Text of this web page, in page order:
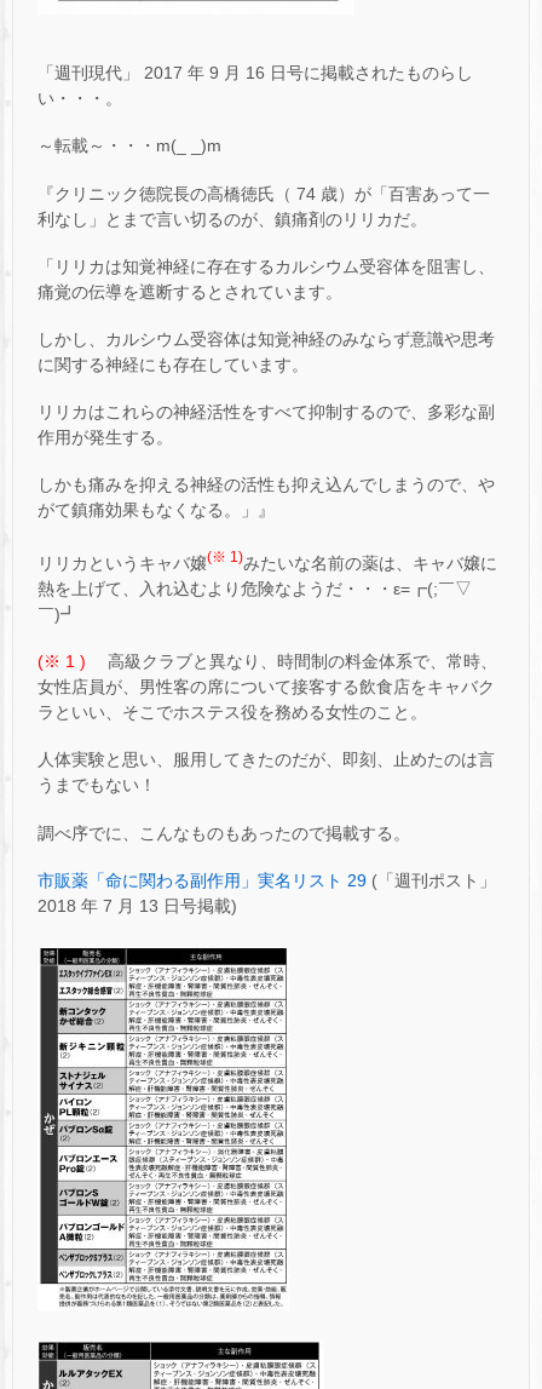
「週刊現代」 2017 年 9 月 16 日号に掲載されたものらし
い・・・。
～転載～・・・m(_ _)m
『クリニック徳院長の高橋徳氏（ 74 歳）が「百害あって一
利なし」とまで言い切るのが、鎮痛剤のリリカだ。
「リリカは知覚神経に存在するカルシウム受容体を阻害し、
痛覚の伝導を遮断するとされています。
しかし、カルシウム受容体は知覚神経のみならず意識や思考
に関する神経にも存在しています。
リリカはこれらの神経活性をすべて抑制するので、多彩な副
作用が発生する。
しかも痛みを抑える神経の活性も抑え込んでしまうので、や
がて鎮痛効果もなくなる。」』
リリカというキャバ嬢(※ 1)みたいな名前の薬は、キャバ嬢に
熱を上げて、入れ込むより危険なようだ・・・ε=┏(;￣▽
￣)┛
(※ 1 )
高級クラブと異なり、時間制の料金体系で、常時、
女性店員が、男性客の席について接客する飲食店をキャバク
ラといい、そこでホステス役を務める女性のこと。
人体実験と思い、服用してきたのだが、即刻、止めたのは言
うまでもない！
調べ序でに、こんなものもあったので掲載する。
市販薬「命に関わる副作用」実名リスト 29 (「週刊ポスト」
2018 年 7 月 13 日号掲載)